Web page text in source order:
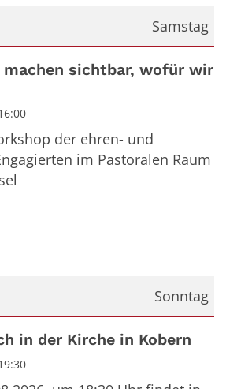
Samstag
2026
sichtbar, wofür wir
der ehren- und
im Pastoralen Raum
Sonntag
in der Kirche in Kobern